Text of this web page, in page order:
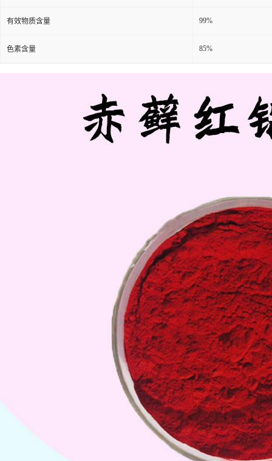
有效物质含量 99%
色素含量 85%